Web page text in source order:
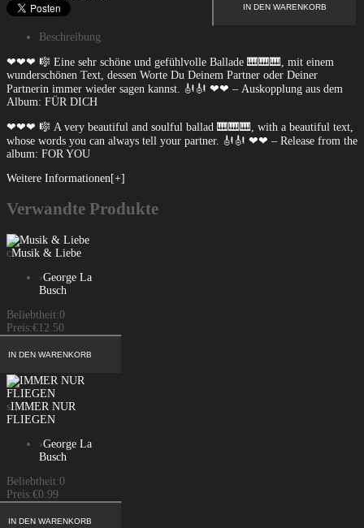
Beschreibung
❤❤❤ 🎼 Eine sehr schöne und gefühlvolle Ballade 🎹🎹🎹, mit einem
wunderschönen Text, dessen Worte Du Deinem Partner oder Deiner
Partnerin immer wieder sagen kannst. 🎻🎻 ❤❤ – Auskopplung aus dem
Album: FÜR DICH
❤❤❤ 🎼 A very beautiful and soulful ballad 🎹🎹🎹, with a beautiful text,
whose words you can always tell your partner. 🎻🎻 ❤❤ – Release from the
album: FOR YOU
Weitere Informationen[+]
Verwandte Produkte
cMusik & Liebe
›George La
Busch
Beliebtheit:0
Preis:€12.50
sIMMER NUR
FLIEGEN
›George La
Busch
Beliebtheit:0
Preis:€0.99